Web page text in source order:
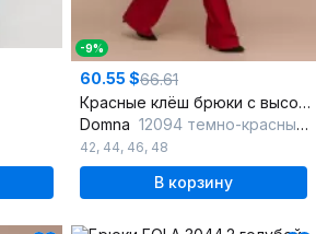
-9%
60.55 $66.61
Красные клёш брюки с высокой талией из текстиля
Domna 12094 темно-красный(164)
42, 44, 46, 48
В корзину